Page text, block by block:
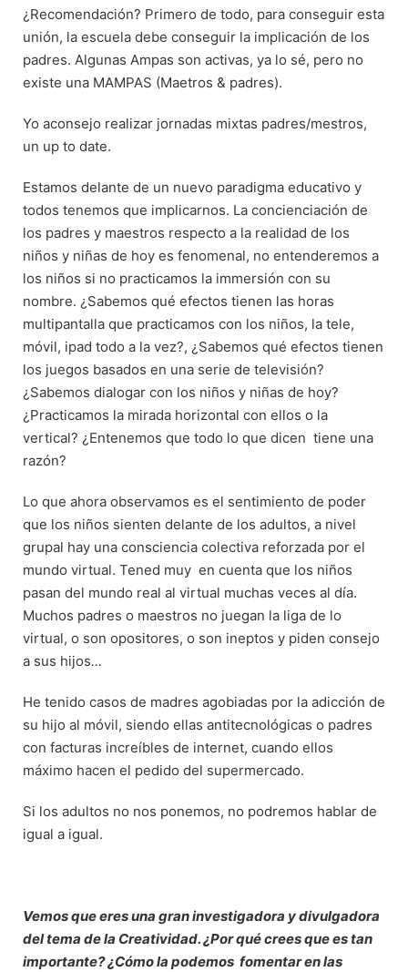
¿Recomendación? Primero de todo, para conseguir esta
unión, la escuela debe conseguir la implicación de los
padres. Algunas Ampas son activas, ya lo sé, pero no
existe una MAMPAS (Maetros & padres).
Yo aconsejo realizar jornadas mixtas padres/mestros,
un up to date.
Estamos delante de un nuevo paradigma educativo y
todos tenemos que implicarnos. La concienciación de
los padres y maestros respecto a la realidad de los
niños y niñas de hoy es fenomenal, no entenderemos a
los niños si no practicamos la immersión con su
nombre. ¿Sabemos qué efectos tienen las horas
multipantalla que practicamos con los niños, la tele,
móvil, ipad todo a la vez?, ¿Sabemos qué efectos tienen
los juegos basados en una serie de televisión?
¿Sabemos dialogar con los niños y niñas de hoy?
¿Practicamos la mirada horizontal con ellos o la
vertical? ¿Entenemos que todo lo que dicen tiene una
razón?
Lo que ahora observamos es el sentimiento de poder
que los niños sienten delante de los adultos, a nivel
grupal hay una consciencia colectiva reforzada por el
mundo virtual. Tened muy en cuenta que los niños
pasan del mundo real al virtual muchas veces al día.
Muchos padres o maestros no juegan la liga de lo
virtual, o son opositores, o son ineptos y piden consejo
a sus hijos…
He tenido casos de madres agobiadas por la adicción de
su hijo al móvil, siendo ellas antitecnológicas o padres
con facturas increíbles de internet, cuando ellos
máximo hacen el pedido del supermercado.
Si los adultos no nos ponemos, no podremos hablar de
igual a igual.
Vemos que eres una gran investigadora y divulgadora
del tema de la Creatividad. ¿Por qué crees que es tan
importante? ¿Cómo la podemos fomentar en las